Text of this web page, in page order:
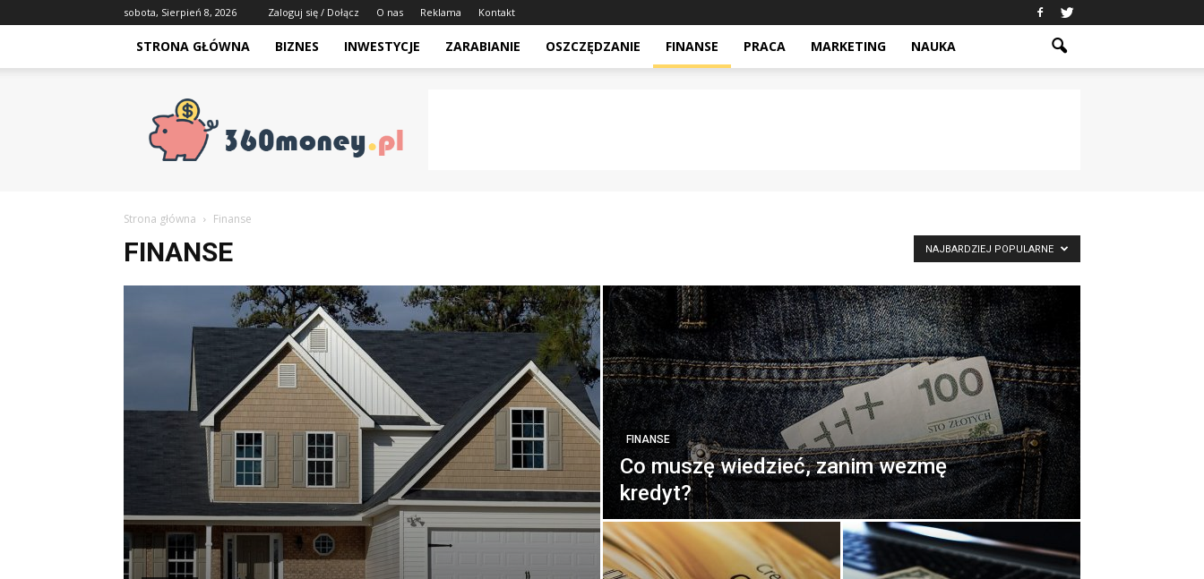
sobota, Sierpień 8, 2026 Zaloguj się / Dołącz O nas Reklama Kontakt
STRONA GŁÓWNA BIZNES INWESTYCJE ZARABIANIE OSZCZĘDZANIE FINANSE PRACA MARKETING NAUKA
Strona główna Finanse
FINANSE NAJBARDZIEJ POPULARNE
FINANSE
Co muszę wiedzieć, zanim wezmę
kredyt?